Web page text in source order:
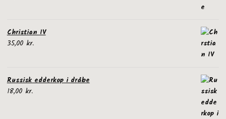
Christian IV
35,00 kr.
Russisk edderkop i dråbe
18,00 kr.